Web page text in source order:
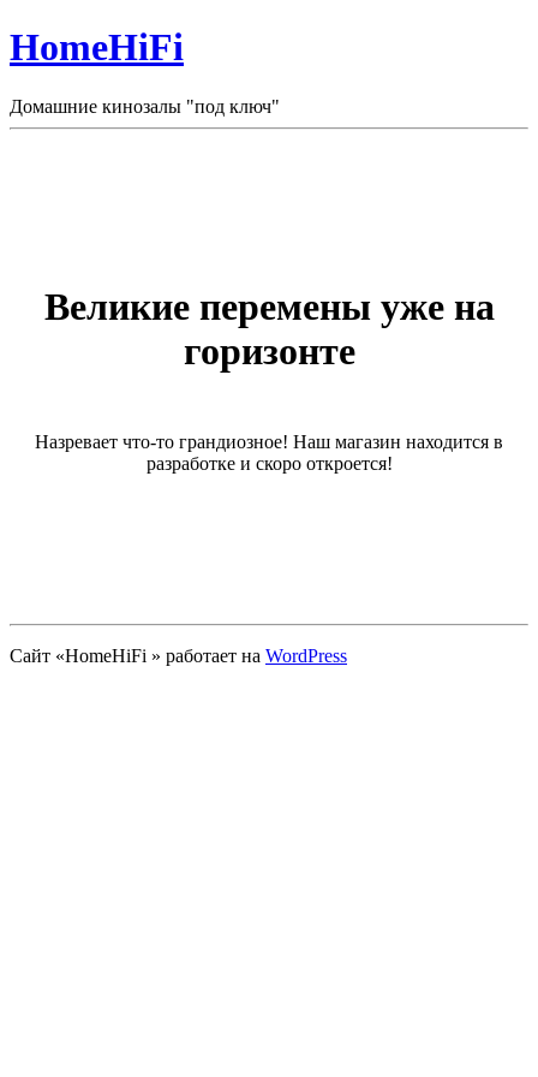
HomeHiFi
Домашние кинозалы "под ключ"
Великие перемены уже на
горизонте
Назревает что-то грандиозное! Наш магазин находится в
разработке и скоро откроется!
Сайт «HomeHiFi » работает на WordPress